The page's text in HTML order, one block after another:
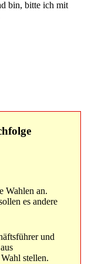
bin, bitte ich mit
Wahlen an.
es andere
und
stellen.